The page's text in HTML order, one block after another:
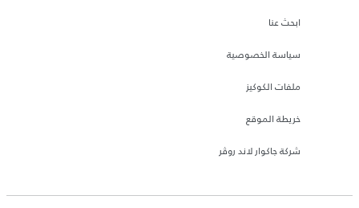
ابحث عنا
سياسة الخصوصية
ملفات الكوكيز
خريطة الموقع
شركة جاكوار لاند روڤر